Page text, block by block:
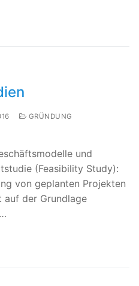
GRÜNDUNG
und
(Feasibility Study):
von geplanten Projekten
auf der Grundlage